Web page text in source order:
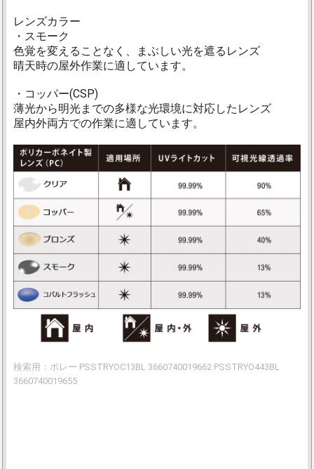
レンズカラー
・スモーク
色覚を変えることなく、まぶしい光を遮るレンズ
晴天時の屋外作業に適しています。
・コッパー(CSP)
薄光から明光までの多様な光環境に対応したレンズ
屋内外両方での作業に適しています。
検索用：ボレー PSSTRYOC13BL 3660740019662 PSSTRYO443BL
3660740019655